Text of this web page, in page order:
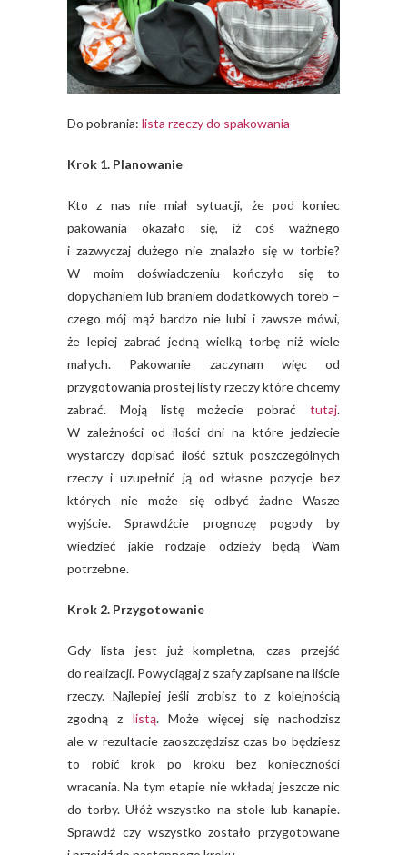
Do pobrania: lista rzeczy do spakowania
Krok 1. Planowanie
Kto z nas nie miał sytuacji, że pod koniec
pakowania okazało się, iż coś ważnego
i zazwyczaj dużego nie znalazło się w torbie?
W moim doświadczeniu kończyło się to
dopychaniem lub braniem dodatkowych toreb –
czego mój mąż bardzo nie lubi i zawsze mówi,
że lepiej zabrać jedną wielką torbę niż wiele
małych. Pakowanie zaczynam więc od
przygotowania prostej listy rzeczy które chcemy
zabrać. Moją listę możecie pobrać tutaj.
W zależności od ilości dni na które jedziecie
wystarczy dopisać ilość sztuk poszczególnych
rzeczy i uzupełnić ją od własne pozycje bez
których nie może się odbyć żadne Wasze
wyjście. Sprawdźcie prognozę pogody by
wiedzieć jakie rodzaje odzieży będą Wam
potrzebne.
Krok 2. Przygotowanie
Gdy lista jest już kompletna, czas przejść
do realizacji. Powyciągaj z szafy zapisane na liście
rzeczy. Najlepiej jeśli zrobisz to z kolejnością
zgodną z listą. Może więcej się nachodzisz
ale w rezultacie zaoszczędzisz czas bo będziesz
to robić krok po kroku bez konieczności
wracania. Na tym etapie nie wkładaj jeszcze nic
do torby. Ułóż wszystko na stole lub kanapie.
Sprawdź czy wszystko zostało przygotowane